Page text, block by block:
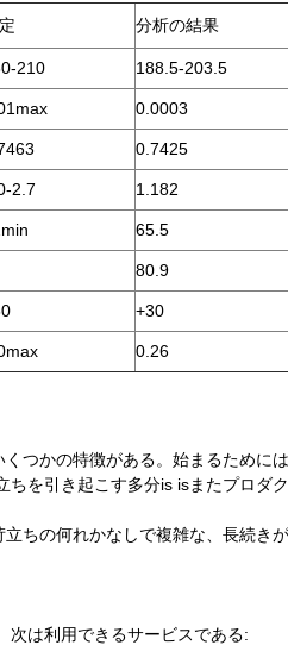
分析の結果
210 188.5-203.5
0.0003
0.7425
2.7 1.182
65.5
80.9
+30
0.26
つかの特徴がある。始まるため
を引き起こす多分is isまたプロ
ちの何れかなしで複雑な、長続き
次は利用できるサービスである: